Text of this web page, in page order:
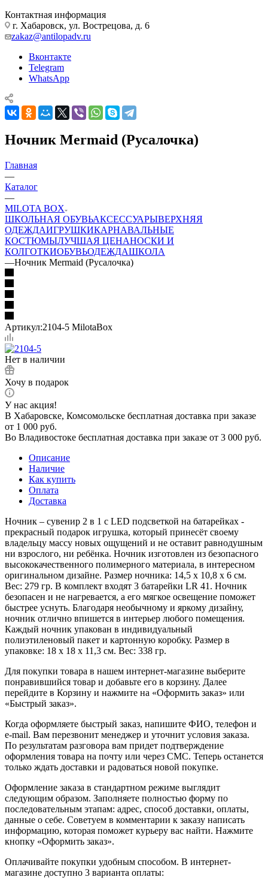
Контактная информация
г. Хабаровск, ул. Вострецова, д. 6
zakaz@antilopadv.ru
Вконтакте
Telegram
WhatsApp
Ночник Mermaid (Русалочка)
Главная
—
Каталог
—
MILOTA BOX
ШКОЛЬНАЯ ОБУВЬАКСЕССУАРЫВЕРХНЯЯ
ОДЕЖДАИГРУШКИКАРНАВАЛЬНЫЕ
КОСТЮМЫЛУЧШАЯ ЦЕНАНОСКИ И
КОЛГОТКИОБУВЬОДЕЖДАШКОЛА
—Ночник Mermaid (Русалочка)
Артикул:2104-5 MilotaBox
Нет в наличии
Хочу в подарок
У нас акция!
В Хабаровске, Комсомольске бесплатная доставка при заказе
от 1 000 руб.
Во Владивостоке бесплатная доставка при заказе от 3 000 руб.
Описание
Наличие
Как купить
Оплата
Доставка
Ночник – сувенир 2 в 1 с LED подсветкой на батарейках -
прекрасный подарок игрушка, который принесёт своему
владельцу массу новых ощущений и не оставит равнодушным
ни взрослого, ни ребёнка. Ночник изготовлен из безопасного
высококачественного полимерного материала, в интересном
оригинальном дизайне. Размер ночника: 14,5 х 10,8 х 6 см.
Вес: 279 гр. В комплект входят 3 батарейки LR 41. Ночник
безопасен и не нагревается, а его мягкое освещение поможет
быстрее уснуть. Благодаря необычному и яркому дизайну,
ночник отлично впишется в интерьер любого помещения.
Каждый ночник упакован в индивидуальный
полиэтиленовый пакет и картонную коробку. Размер в
упаковке: 18 x 18 x 11,3 см. Вес: 338 гр.
Для покупки товара в нашем интернет-магазине выберите
понравившийся товар и добавьте его в корзину. Далее
перейдите в Корзину и нажмите на «Оформить заказ» или
«Быстрый заказ».
Когда оформляете быстрый заказ, напишите ФИО, телефон и
e-mail. Вам перезвонит менеджер и уточнит условия заказа.
По результатам разговора вам придет подтверждение
оформления товара на почту или через СМС. Теперь останется
только ждать доставки и радоваться новой покупке.
Оформление заказа в стандартном режиме выглядит
следующим образом. Заполняете полностью форму по
последовательным этапам: адрес, способ доставки, оплаты,
данные о себе. Советуем в комментарии к заказу написать
информацию, которая поможет курьеру вас найти. Нажмите
кнопку «Оформить заказ».
Оплачивайте покупки удобным способом. В интернет-
магазине доступно 3 варианта оплаты: